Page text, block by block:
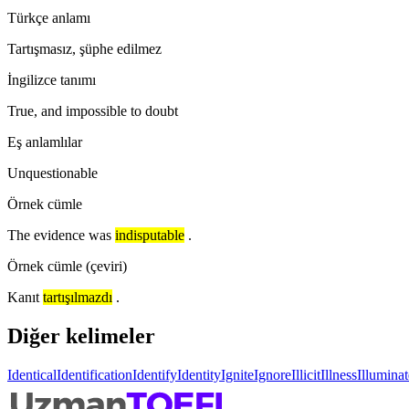
Türkçe anlamı
Tartışmasız, şüphe edilmez
İngilizce tanımı
True, and impossible to doubt
Eş anlamlılar
Unquestionable
Örnek cümle
The evidence was indisputable .
Örnek cümle (çeviri)
Kanıt tartışılmazdı .
Diğer kelimeler
IdenticalIdentificationIdentifyIdentityIgniteIgnoreIllicitIllness